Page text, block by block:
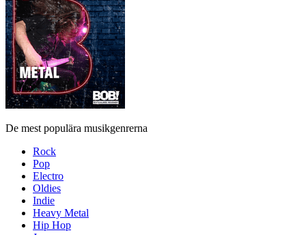
De mest populära musikgenrerna
Rock
Pop
Electro
Oldies
Indie
Heavy Metal
Hip Hop